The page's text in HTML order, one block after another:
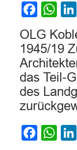
OLG
1945/19
das Teil-
des